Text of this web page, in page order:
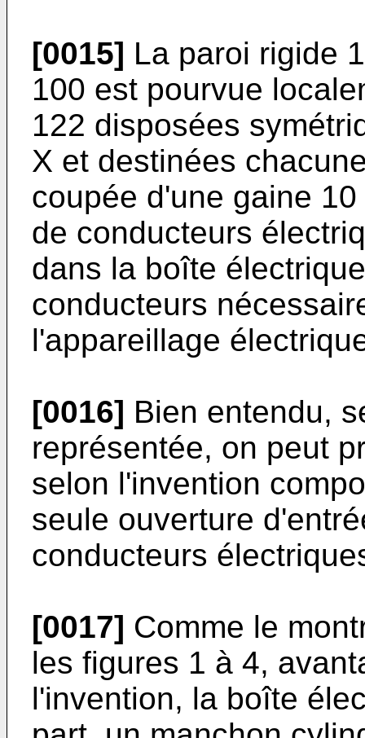
[0015] La paroi rigide
100 est pourvue
122 disposées
X et destinées
coupée d'une gaine
de conducteurs
dans la boîte
conducteurs
l'appareillage
[0016] Bien entendu,
représentée, on peut
selon l'invention
seule ouverture
conducteurs
[0017] Comme le
les figures 1 à 4,
l'invention, la boîte